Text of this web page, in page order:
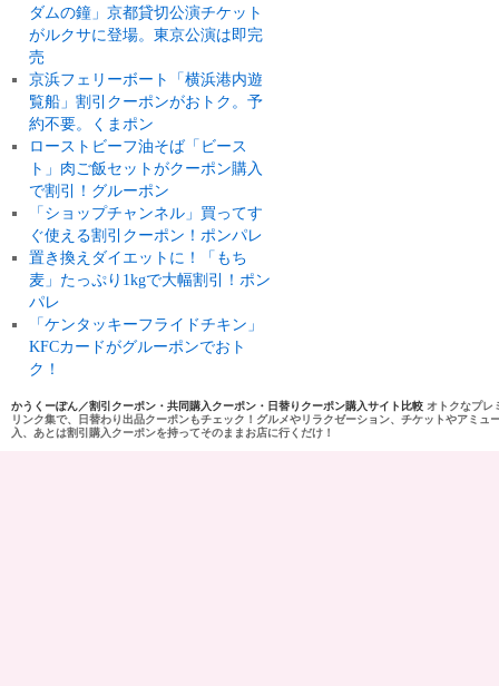
ダムの鐘」京都貸切公演チケット
がルクサに登場。東京公演は即完
売
京浜フェリーボート「横浜港内遊
覧船」割引クーポンがおトク。予
約不要。くまポン
ローストビーフ油そば「ビース
ト」肉ご飯セットがクーポン購入
で割引！グルーポン
「ショップチャンネル」買ってす
ぐ使える割引クーポン！ポンパレ
置き換えダイエットに！「もち
麦」たっぷり1kgで大幅割引！ポン
パレ
「ケンタッキーフライドチキン」
KFCカードがグルーポンでおト
ク！
かうくーぽん／割引クーポン・共同購入クーポン・日替りクーポン購入サイト比較 オトクなプレ
リンク集で、日替わり出品クーポンもチェック！グルメやリラクゼーション、チケットやアミ
入、あとは割引購入クーポンを持ってそのままお店に行くだけ！